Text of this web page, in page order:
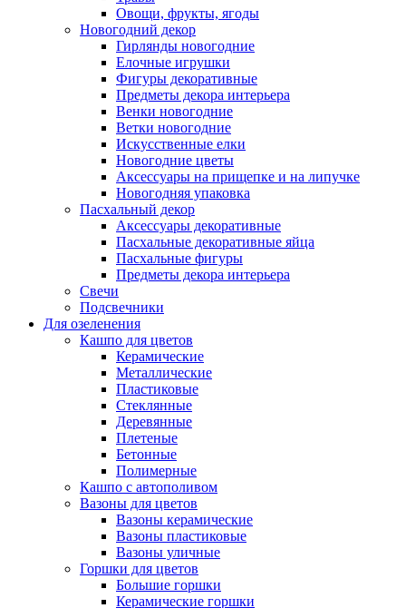
Овощи, фрукты, ягоды
Новогодний декор
Гирлянды новогодние
Елочные игрушки
Фигуры декоративные
Предметы декора интерьера
Венки новогодние
Ветки новогодние
Искусственные елки
Новогодние цветы
Аксессуары на прищепке и на липучке
Новогодняя упаковка
Пасхальный декор
Аксессуары декоративные
Пасхальные декоративные яйца
Пасхальные фигуры
Предметы декора интерьера
Свечи
Подсвечники
Для озеленения
Кашпо для цветов
Керамические
Металлические
Пластиковые
Стеклянные
Деревянные
Плетеные
Бетонные
Полимерные
Кашпо с автополивом
Вазоны для цветов
Вазоны керамические
Вазоны пластиковые
Вазоны уличные
Горшки для цветов
Большие горшки
Керамические горшки